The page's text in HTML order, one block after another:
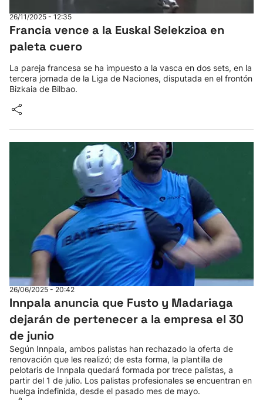
26/11/2025 - 12:35
Francia vence a la Euskal Selekzioa en
paleta cuero
La pareja francesa se ha impuesto a la vasca en dos sets, en la
tercera jornada de la Liga de Naciones, disputada en el frontón
Bizkaia de Bilbao.
26/06/2025 - 20:42
Innpala anuncia que Fusto y Madariaga
dejarán de pertenecer a la empresa el 30
de junio
Según Innpala, ambos palistas han rechazado la oferta de
renovación que les realizó; de esta forma, la plantilla de
pelotaris de Innpala quedará formada por trece palistas, a
partir del 1 de julio. Los palistas profesionales se encuentran en
huelga indefinida, desde el pasado mes de mayo.